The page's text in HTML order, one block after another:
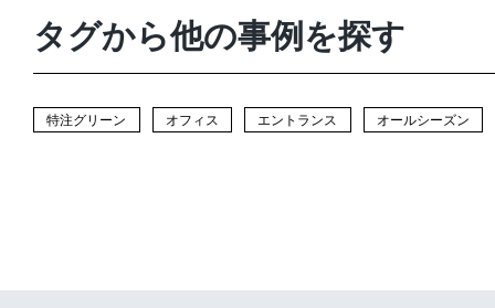
タグから他の事例を探す
特注グリーン オフィス エントランス オールシーズン